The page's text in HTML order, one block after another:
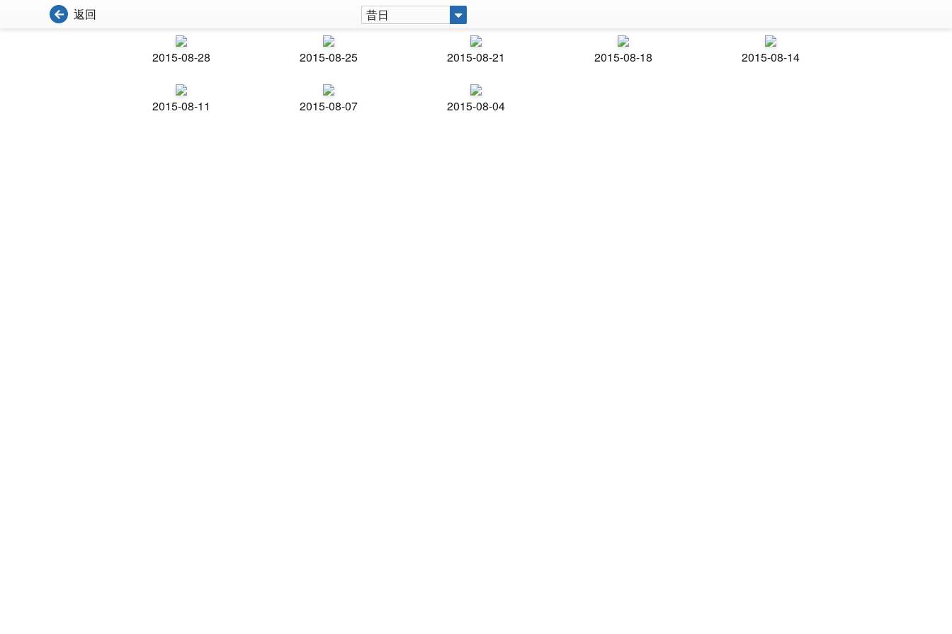
返回 昔日
2015-08-28 2015-08-25 2015-08-21 2015-08-18 2015-08-14
2015-08-11 2015-08-07 2015-08-04